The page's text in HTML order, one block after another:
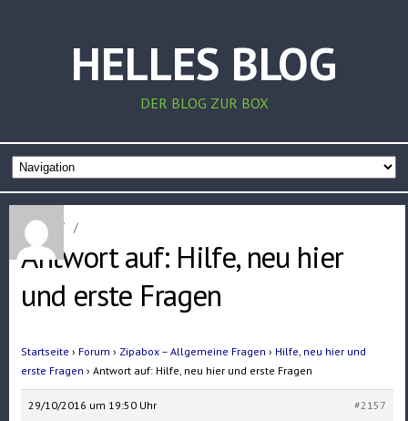
HELLES BLOG
DER BLOG ZUR BOX
Home / /
Antwort auf: Hilfe, neu hier
und erste Fragen
Startseite › Forum › Zipabox – Allgemeine Fragen › Hilfe, neu hier und
erste Fragen › Antwort auf: Hilfe, neu hier und erste Fragen
29/10/2016 um 19:50 Uhr
#2157